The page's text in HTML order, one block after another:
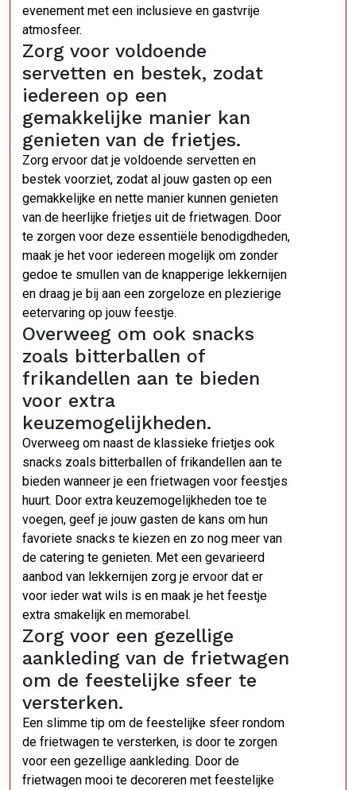
evenement met een inclusieve en gastvrije
atmosfeer.
Zorg voor voldoende
servetten en bestek, zodat
iedereen op een
gemakkelijke manier kan
genieten van de frietjes.
Zorg ervoor dat je voldoende servetten en
bestek voorziet, zodat al jouw gasten op een
gemakkelijke en nette manier kunnen genieten
van de heerlijke frietjes uit de frietwagen. Door
te zorgen voor deze essentiële benodigdheden,
maak je het voor iedereen mogelijk om zonder
gedoe te smullen van de knapperige lekkernijen
en draag je bij aan een zorgeloze en plezierige
eetervaring op jouw feestje.
Overweeg om ook snacks
zoals bitterballen of
frikandellen aan te bieden
voor extra
keuzemogelijkheden.
Overweeg om naast de klassieke frietjes ook
snacks zoals bitterballen of frikandellen aan te
bieden wanneer je een frietwagen voor feestjes
huurt. Door extra keuzemogelijkheden toe te
voegen, geef je jouw gasten de kans om hun
favoriete snacks te kiezen en zo nog meer van
de catering te genieten. Met een gevarieerd
aanbod van lekkernijen zorg je ervoor dat er
voor ieder wat wils is en maak je het feestje
extra smakelijk en memorabel.
Zorg voor een gezellige
aankleding van de frietwagen
om de feestelijke sfeer te
versterken.
Een slimme tip om de feestelijke sfeer rondom
de frietwagen te versterken, is door te zorgen
voor een gezellige aankleding. Door de
frietwagen mooi te decoreren met feestelijke